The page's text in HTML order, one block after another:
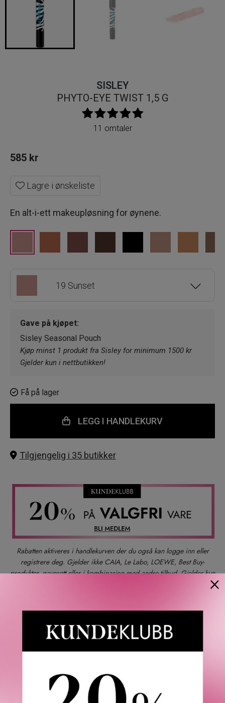
SISLEY
PHYTO-EYE TWIST 1,5 G
11 omtaler
585 kr
Lagre i ønskeliste
En alt-i-ett makeupløsning for øynene.
19 Sunset
11 Copper
17 Rose Bronze
8 Black Diamond
18 Fawn
9 Pearl
1 Topaze
16 Taupe
3 Khaki
4 Steel
Gave på kjøpet:
Sisley Seasonal Pouch
Kjøp minst 1 produkt fra Sisley for minimum 1500 kr
Gjelder kun i nettbutikken!
Få på lager
LEGG I HANDLEKURV
Tilgjengelig i 35 butikker
Rabatten aktiveres i handlekurven der du også kan logge inn eller
registrere deg. Gjelder ikke CAIA, Le Labo, LOEWE, Best Buy-
produkter, gavesett eller i kombinasjon med andre tilbud. Gjelder kun
Gratis frakt over 1000 kr
×